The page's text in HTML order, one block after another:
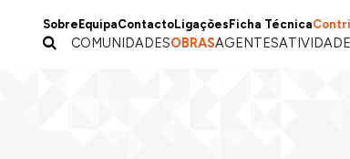
Sobre EquipaContactoLigações Ficha Técnica
COMUNIDADESOBRASAGENTES